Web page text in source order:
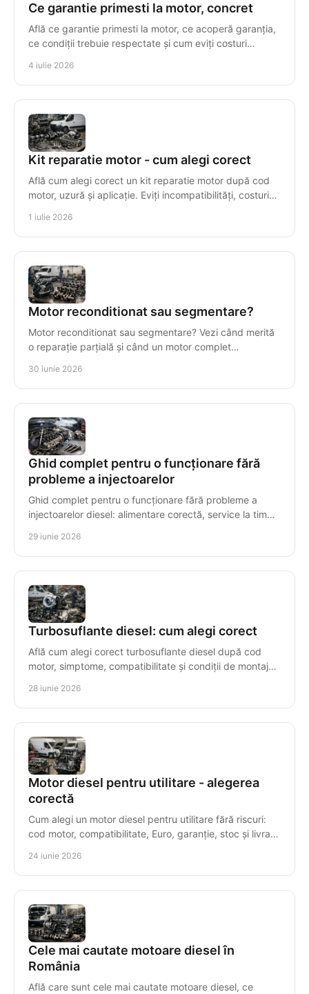
Ce garantie primesti la motor, concret
Află ce garantie primesti la motor, ce acoperă garanția,
ce condiții trebuie respectate și cum eviți costuri
4 iulie 2026
Kit reparatie motor - cum alegi corect
Află cum alegi corect un kit reparatie motor după cod
motor, uzură și aplicație. Eviți incompatibilități, costuri
1 iulie 2026
Motor reconditionat sau segmentare?
Motor reconditionat sau segmentare? Vezi când merită
o reparație parțială și când un motor complet
30 iunie 2026
Ghid complet pentru o funcționare fără
probleme a injectoarelor
Ghid complet pentru o funcționare fără probleme a
injectoarelor diesel: alimentare corectă, service la timp
29 iunie 2026
Turbosuflante diesel: cum alegi corect
Află cum alegi corect turbosuflante diesel după cod
motor, simptome, compatibilitate și condiții de montaj
28 iunie 2026
Motor diesel pentru utilitare - alegerea
corectă
Cum alegi un motor diesel pentru utilitare fără riscuri:
cod motor, compatibilitate, Euro, garanție, stoc și livrare
24 iunie 2026
Cele mai cautate motoare diesel în
România
Află care sunt cele mai cautate motoare diesel, ce